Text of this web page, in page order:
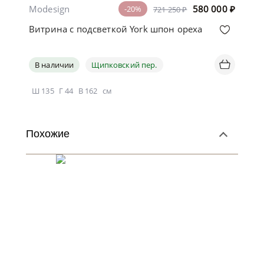
721 250 ₽ 580 000 ₽
-20%
Modesign
Витрина с подсветкой York шпон ореха
В наличии Щипковский пер.
Ш 135 Г44 В162 см
Похожие